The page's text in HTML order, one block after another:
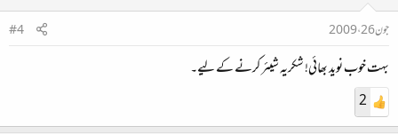
جون 26، 2009
#4
بہت خوب نوید بھائی! شکریہ شیئر کرنے کے لیے۔
2